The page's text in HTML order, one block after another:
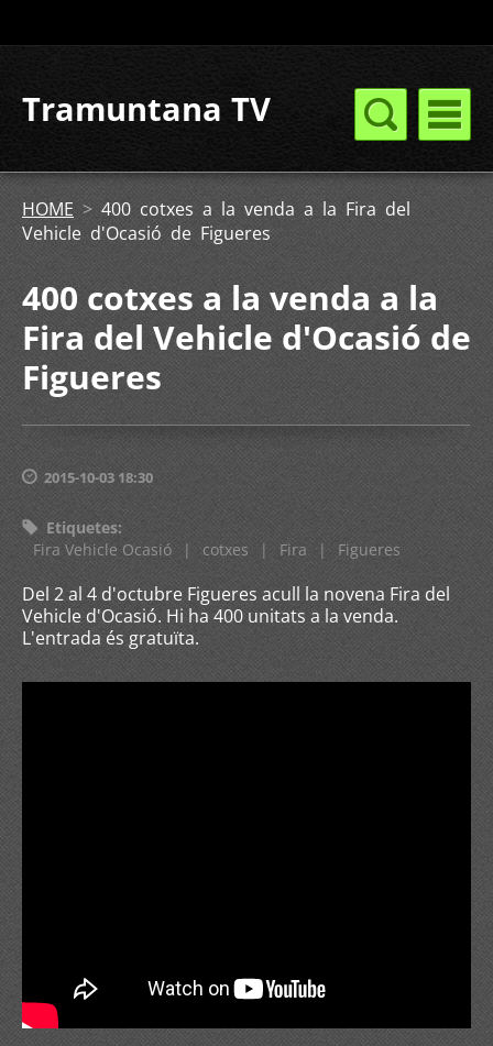
Tramuntana TV
HOME > 400 cotxes a la venda a la Fira del
Vehicle d'Ocasió de Figueres
400 cotxes a la venda a la
Fira del Vehicle d'Ocasió de
Figueres
2015-10-03 18:30
Etiquetes:
Fira Vehicle Ocasió
| cotxes | Fira | Figueres
Del 2 al 4 d'octubre Figueres acull la novena Fira del
Vehicle d'Ocasió. Hi ha 400 unitats a la venda.
L'entrada és gratuïta.